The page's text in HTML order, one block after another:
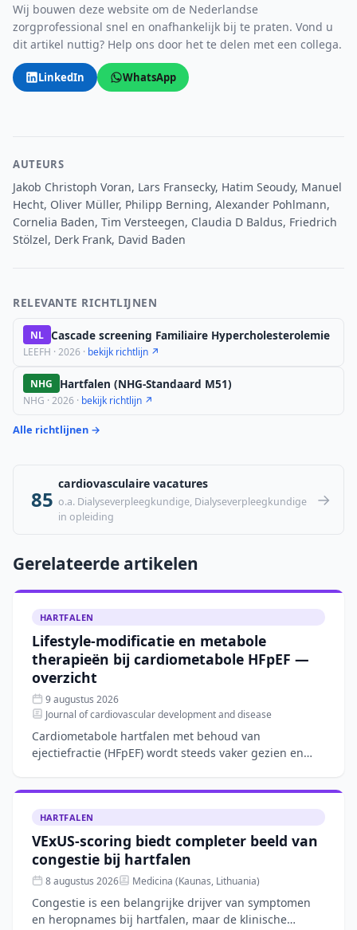
Wij bouwen deze website om de Nederlandse
zorgprofessional snel en onafhankelijk bij te praten. Vond u
dit artikel nuttig? Help ons door het te delen met een collega.
LinkedIn WhatsApp
AUTEURS
Jakob Christoph Voran, Lars Fransecky, Hatim Seoudy, Manuel
Hecht, Oliver Müller, Philipp Berning, Alexander Pohlmann,
Cornelia Baden, Tim Versteegen, Claudia D Baldus, Friedrich
Stölzel, Derk Frank, David Baden
RELEVANTE RICHTLIJNEN
NL Cascade screening Familiaire Hypercholesterolemie
LEEFH · 2026 · bekijk richtlijn ↗
NHG Hartfalen (NHG-Standaard M51)
NHG · 2026 · bekijk richtlijn ↗
Alle richtlijnen →
85
cardiovasculaire vacatures
o.a. Dialyseverpleegkundige, Dialyseverpleegkundige
in opleiding
→
Gerelateerde artikelen
HARTFALEN
Lifestyle-modificatie en metabole
therapieën bij cardiometabole HFpEF —
overzicht
9 augustus 2026
Journal of cardiovascular development and disease
Cardiometabole hartfalen met behoud van
ejectiefractie (HFpEF) wordt steeds vaker gezien en
HARTFALEN
VExUS-scoring biedt completer beeld van
congestie bij hartfalen
8 augustus 2026 Medicina (Kaunas, Lithuania)
Congestie is een belangrijke drijver van symptomen
en heropnames bij hartfalen, maar de klinische